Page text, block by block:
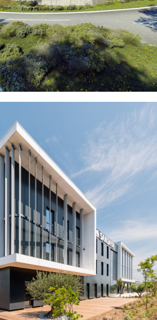
LÈS-MAGUELONE (34)
EN SAVOIR+
MAUGUIO
EN SAVOIR+